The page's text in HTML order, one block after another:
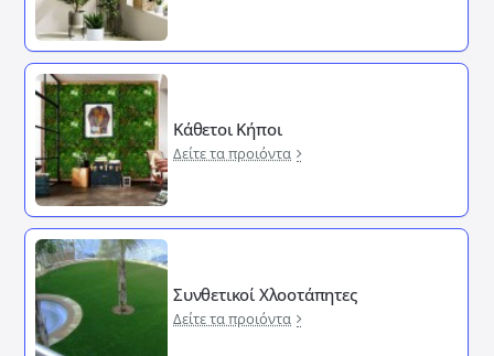
Κάθετοι Κήποι
Δείτε τα προιόντα
Συνθετικοί Χλοοτάπητες
Δείτε τα προιόντα